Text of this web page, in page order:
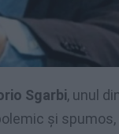
Sgarbi, unul
și